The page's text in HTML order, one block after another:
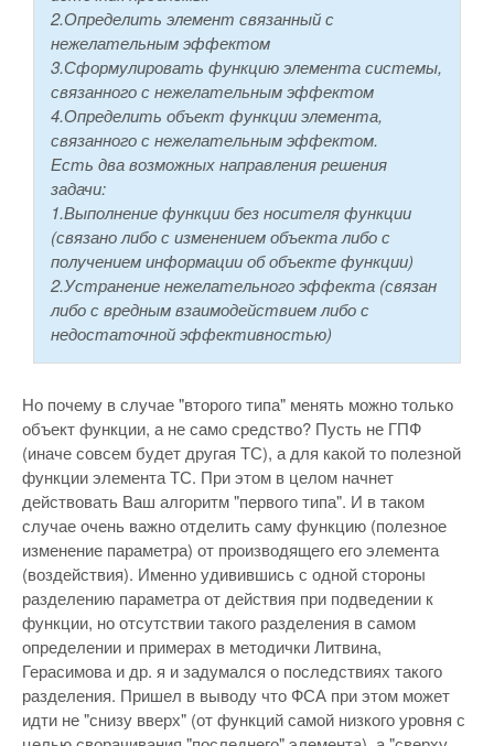
2.Определить элемент связанный с
нежелательным эффектом
3.Сформулировать функцию элемента системы,
связанного с нежелательным эффектом
4.Определить объект функции элемента,
связанного с нежелательным эффектом.
Есть два возможных направления решения
задачи:
1.Выполнение функции без носителя функции
(связано либо с изменением объекта либо с
получением информации об объекте функции)
2.Устранение нежелательного эффекта (связан
либо с вредным взаимодействием либо с
недостаточной эффективностью)
Но почему в случае "второго типа" менять можно только
объект функции, а не само средство? Пусть не ГПФ
(иначе совсем будет другая ТС), а для какой то полезной
функции элемента ТС. При этом в целом начнет
действовать Ваш алгоритм "первого типа". И в таком
случае очень важно отделить саму функцию (полезное
изменение параметра) от производящего его элемента
(воздействия). Именно удивившись с одной стороны
разделению параметра от действия при подведении к
функции, но отсутствии такого разделения в самом
определении и примерах в методички Литвина,
Герасимова и др. я и задумался о последствиях такого
разделения. Пришел в выводу что ФСА при этом может
идти не "снизу вверх" (от функций самой низкого уровня с